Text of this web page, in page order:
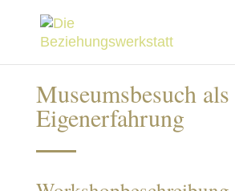
Museumsbesuch als
Eigenerfahrung